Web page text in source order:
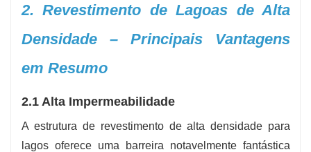
2. Revestimento de Lagoas de Alta
Densidade – Principais Vantagens
em Resumo
2.1 Alta Impermeabilidade
A estrutura de revestimento de alta densidade para
lagos oferece uma barreira notavelmente fantástica